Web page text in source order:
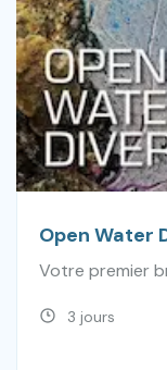
Open Water
Votre premier
3 jours